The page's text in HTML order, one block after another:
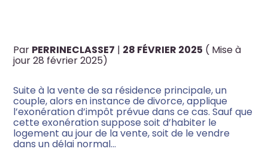
Artiste & monde de l’art
Travailleur à l’international
Par PERRINECLASSE7 | 28 FÉVRIER 2025 ( Mise à
jour 28 février 2025)
Suite à la vente de sa résidence principale, un
couple, alors en instance de divorce, applique
l’exonération d’impôt prévue dans ce cas. Sauf que
cette exonération suppose soit d’habiter le
logement au jour de la vente, soit de le vendre
dans un délai normal…